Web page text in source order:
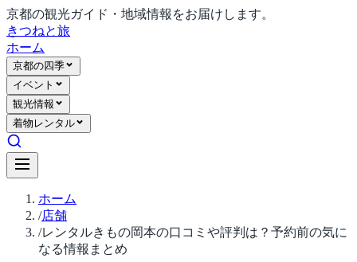
京都の観光ガイド・地域情報をお届けします。
きつねと旅
ホーム
京都の四季
イベント
観光情報
着物レンタル
ホーム
/店舗
/レンタルきもの岡本の口コミや評判は？予約前の気に
なる情報まとめ